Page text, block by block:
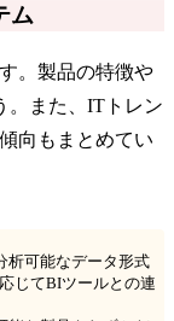
ム
。製品の特徴や
。また、ITトレン
向もまとめてい
析可能なデータ形式
じてBIツールとの連